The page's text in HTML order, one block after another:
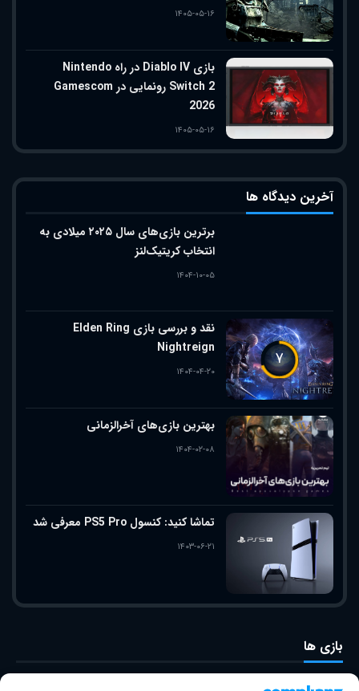
۱۴۰۵-۰۵-۱۶
بازی Diablo IV در راه Nintendo
Switch 2 رونمایی در Gamescom
2026
۱۴۰۵-۰۵-۱۶
آخرین دیدگاه ها
برترین بازی‌های سال ۲۰۲۵ میلادی به
انتخاب کریتیک‌لنز
۱۴۰۴-۱۰-۰۵
۷
نقد و بررسی بازی Elden Ring
Nightreign
۱۴۰۴-۰۴-۲۰
بهترین بازی‌های آخرالزمانی
۱۴۰۴-۰۲-۰۸
تماشا کنید: کنسول PS5 Pro معرفی شد
۱۴۰۳-۰۶-۲۱
بازی ها